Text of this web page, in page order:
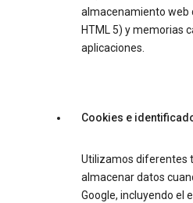
almacenamiento web
HTML 5) y memorias
aplicaciones.
Cookies e
Utilizamos diferentes
almacenar datos
Google, incluyendo el